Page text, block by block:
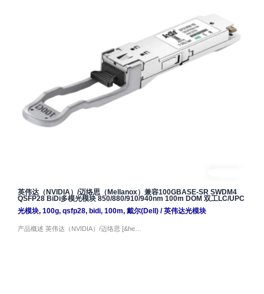
英伟达（NVIDIA）/迈络思（Mellanox）兼容100GBASE-SR SWDM4
QSFP28 BiDi多模光模块 850/880/910/940nm 100m DOM 双工LC/UPC
光模块, 100g, qsfp28, bidi, 100m, 戴尔(Dell)/英伟达光模块
产品概述 英伟达（NVIDIA）/迈络思 [&he…